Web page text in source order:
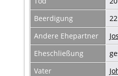
Beerdigung
Andere Ehepartner
Eheschließung
Vater